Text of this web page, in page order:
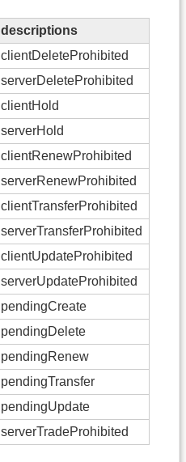
descriptions
clientDeleteProhibited
serverDeleteProhibited
clientHold
serverHold
clientRenewProhibited
serverRenewProhibited
clientTransferProhibited
serverTransferProhibited
clientUpdateProhibited
serverUpdateProhibited
pendingCreate
pendingDelete
pendingRenew
pendingTransfer
pendingUpdate
serverTradeProhibited